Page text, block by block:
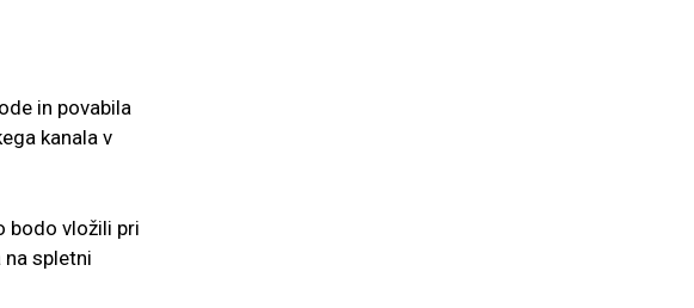
in povabila
kanala v
bodo vložili pri
spletni